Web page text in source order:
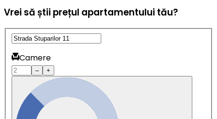
Vrei să știi prețul apartamentului tău?
Camere
– +